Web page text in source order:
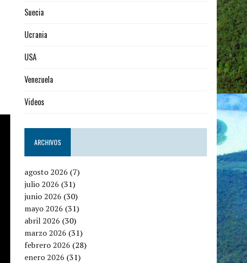
Suecia
Ucrania
USA
Venezuela
Videos
ARCHIVOS
agosto 2026 (7)
julio 2026 (31)
junio 2026 (30)
mayo 2026 (31)
abril 2026 (30)
marzo 2026 (31)
febrero 2026 (28)
enero 2026 (31)